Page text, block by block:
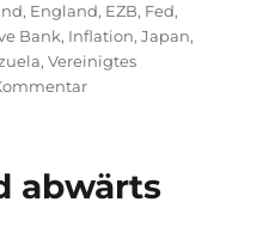
, England, EZB, Fed,
Bank, Inflation,Japan,
,Vereinigtes
zu
„Spiel“
abwärts